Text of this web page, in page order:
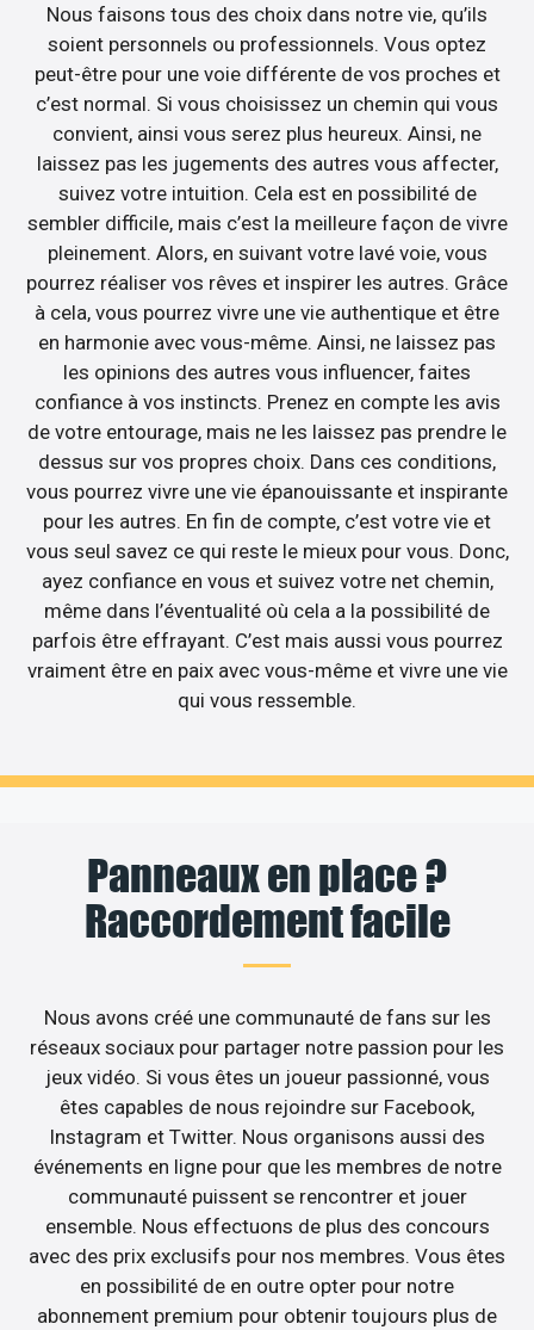
Nous faisons tous des choix dans notre vie, qu’ils
soient personnels ou professionnels. Vous optez
peut-être pour une voie différente de vos proches et
c’est normal. Si vous choisissez un chemin qui vous
convient, ainsi vous serez plus heureux. Ainsi, ne
laissez pas les jugements des autres vous affecter,
suivez votre intuition. Cela est en possibilité de
sembler difficile, mais c’est la meilleure façon de vivre
pleinement. Alors, en suivant votre lavé voie, vous
pourrez réaliser vos rêves et inspirer les autres. Grâce
à cela, vous pourrez vivre une vie authentique et être
en harmonie avec vous-même. Ainsi, ne laissez pas
les opinions des autres vous influencer, faites
confiance à vos instincts. Prenez en compte les avis
de votre entourage, mais ne les laissez pas prendre le
dessus sur vos propres choix. Dans ces conditions,
vous pourrez vivre une vie épanouissante et inspirante
pour les autres. En fin de compte, c’est votre vie et
vous seul savez ce qui reste le mieux pour vous. Donc,
ayez confiance en vous et suivez votre net chemin,
même dans l’éventualité où cela a la possibilité de
parfois être effrayant. C’est mais aussi vous pourrez
vraiment être en paix avec vous-même et vivre une vie
qui vous ressemble.
Panneaux en place ?
Raccordement facile
Nous avons créé une communauté de fans sur les
réseaux sociaux pour partager notre passion pour les
jeux vidéo. Si vous êtes un joueur passionné, vous
êtes capables de nous rejoindre sur Facebook,
Instagram et Twitter. Nous organisons aussi des
événements en ligne pour que les membres de notre
communauté puissent se rencontrer et jouer
ensemble. Nous effectuons de plus des concours
avec des prix exclusifs pour nos membres. Vous êtes
en possibilité de en outre opter pour notre
abonnement premium pour obtenir toujours plus de